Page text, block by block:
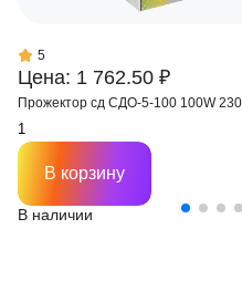
Цена: 1 762.50 ₽
5
Прожектор сд СДО-5-100 100W
В наличии
В корзину